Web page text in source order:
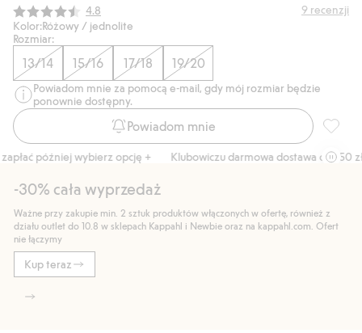
Średnia ocena:
4.8 9 recenzji
Kolor:Różowy / jednolite
Rozmiar:
13/14 15/16 17/18 19/20
Powiadom mnie za pomocą e-mail, gdy mój rozmiar będzie
ponownie dostępny.
Powiadom mnie
później wybierz opcję + Klubowiczu darmowa dostawa od 150 zł
-30% cała wyprzedaż
Ważne przy zakupie min. 2 sztuk produktów włączonych w ofertę, również z
działu outlet do 10.8 w sklepach Kappahl i Newbie oraz na kappahl.com. Ofert
nie łączymy
Kup teraz